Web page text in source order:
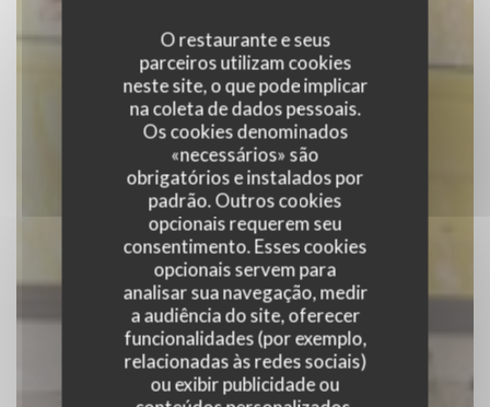
O restaurante e seus
parceiros utilizam cookies
neste site, o que pode implicar
na coleta de dados pessoais.
Os cookies denominados
«necessários» são
obrigatórios e instalados por
padrão. Outros cookies
opcionais requerem seu
consentimento. Esses cookies
opcionais servem para
analisar sua navegação, medir
a audiência do site, oferecer
funcionalidades (por exemplo,
relacionadas às redes sociais)
ou exibir publicidade ou
C'est bon c'est belge